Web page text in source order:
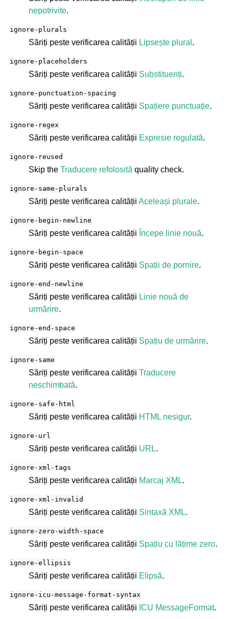
nepotrivite.
ignore-plurals
Săriți peste verificarea calității Lipsește plural .
ignore-placeholders
Săriți peste verificarea calității Substituenți.
ignore-punctuation-spacing
Săriți peste verificarea calității Spațiere punctuație.
ignore-regex
Săriți peste verificarea calității Expresie regulată.
ignore-reused
Skip the Traducere refolosită quality check.
ignore-same-plurals
Săriți peste verificarea calității Aceleași plurale.
ignore-begin-newline
Săriți peste verificarea calității Începe linie nouă.
ignore-begin-space
Săriți peste verificarea calității Spații de pornire.
ignore-end-newline
Săriți peste verificarea calității Linie nouă de
urmărire.
ignore-end-space
Săriți peste verificarea calității Spațiu de urmărire.
ignore-same
Săriți peste verificarea calității Traducere
neschimbată.
ignore-safe-html
Săriți peste verificarea calității HTML nesigur.
ignore-url
Săriți peste verificarea calității URL.
ignore-xml-tags
Săriți peste verificarea calității Marcaj XML.
ignore-xml-invalid
Săriți peste verificarea calității Sintaxă XML.
ignore-zero-width-space
Săriți peste verificarea calității Spațiu cu lățime zero.
ignore-ellipsis
Săriți peste verificarea calității Elipsă.
ignore-icu-message-format-syntax
Săriți peste verificarea calității ICU MessageFormat.